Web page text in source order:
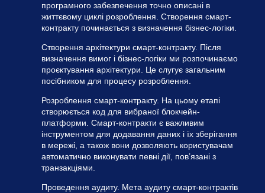
програмного забезпечення точно описані в
життєвому циклі розроблення. Створення смарт-
контракту починається з визначення бізнес-логіки.
Створення архітектури смарт-контракту. Після
визначення вимог і бізнес-логіки ми розпочинаємо
проєктування архітектури. Це слугує загальним
посібником для процесу розроблення.
Розроблення смарт-контракту. На цьому етапі
створюється код для вибраної блокчейн-
платформи. Смарт-контракти є важливим
інструментом для додавання даних і їх зберігання
в мережі, а також вони дозволяють користувачам
автоматично виконувати певні дії, пов’язані з
транзакціями.
Проведення аудиту. Мета аудиту смарт-контрактів